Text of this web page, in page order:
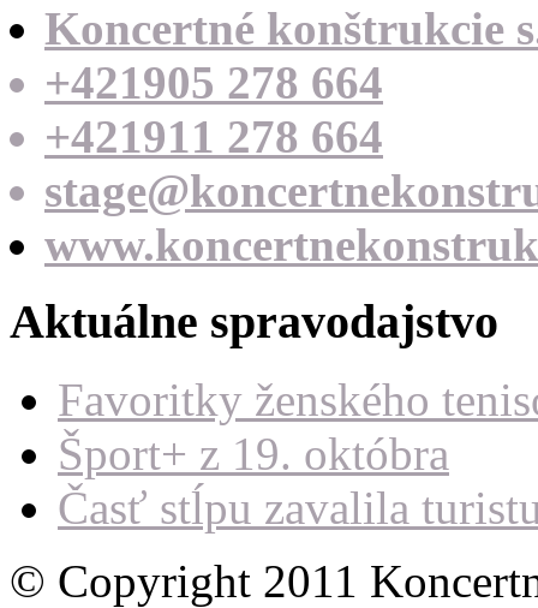
Koncertné konštrukcie
+421905 278 664
+421911 278 664
Aktuálne spravodajstvo
Favoritky ženského
Šport+ z 19. októbra
Časť stĺpu zavalila
© Copyright 2011